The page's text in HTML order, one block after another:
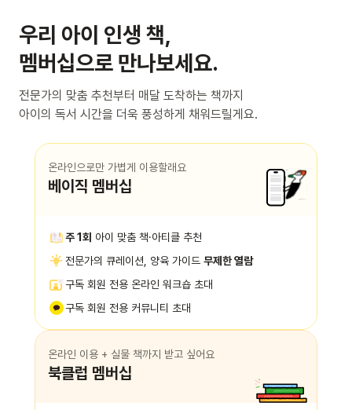
우리 아이 인생 책,
멤버십으로 만나보세요.
전문가의 맞춤 추천부터 매달 도착하는 책까지
아이의 독서 시간을 더욱 풍성하게 채워드릴게요.
온라인으로만 가볍게 이용할래요
베이직 멤버십
주 1회 아이 맞춤 책·아티클 추천
전문가의 큐레이션, 양육 가이드 무제한 열람
구독 회원 전용 온라인 워크숍 초대
구독 회원 전용 커뮤니티 초대
온라인 이용 + 실물 책까지 받고 싶어요
북클럽 멤버십